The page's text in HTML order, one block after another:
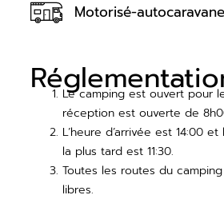
Motorisé-autocaravane
Le camping est ouvert pour
réception est ouverte de
L’heure d’arrivée est 14:00
la plus tard est 11:30.
Toutes les routes du
libres.